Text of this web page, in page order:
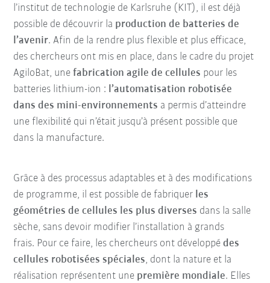
l’institut de technologie de Karlsruhe (KIT), il est déjà
possible de découvrir la production de batteries de
l’avenir. Afin de la rendre plus flexible et plus efficace,
des chercheurs ont mis en place, dans le cadre du projet
AgiloBat, unefabrication agile de cellules pour les
batteries lithium-ion : l’automatisation robotisée
dans des mini-environnements a permis d’atteindre
une flexibilité qui n’était jusqu’à présent possible que
dans la manufacture.
Grâce à des processus adaptables et à des modifications
de programme, il est possible de fabriquer les
géométries de cellules les plus diverses dans la salle
sèche, sans devoir modifier l’installation à grands
frais. Pour ce faire, les chercheurs ont développédes
cellules robotisées spéciales, dont la nature et la
réalisation représentent une première mondiale. Elles